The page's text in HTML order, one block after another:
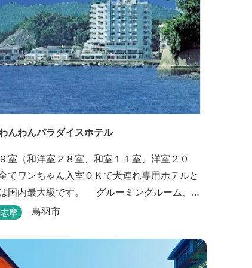
んわんパラダイスホテル
室（和洋室２８室、和室１１室、洋室２０
てワンちゃん入室ＯＫで犬連れ専用ホテルと
国内最大級です。 グルーミングルーム、プ
モーターボート等ワンちゃんと楽しむ施設も
摩 鳥羽市